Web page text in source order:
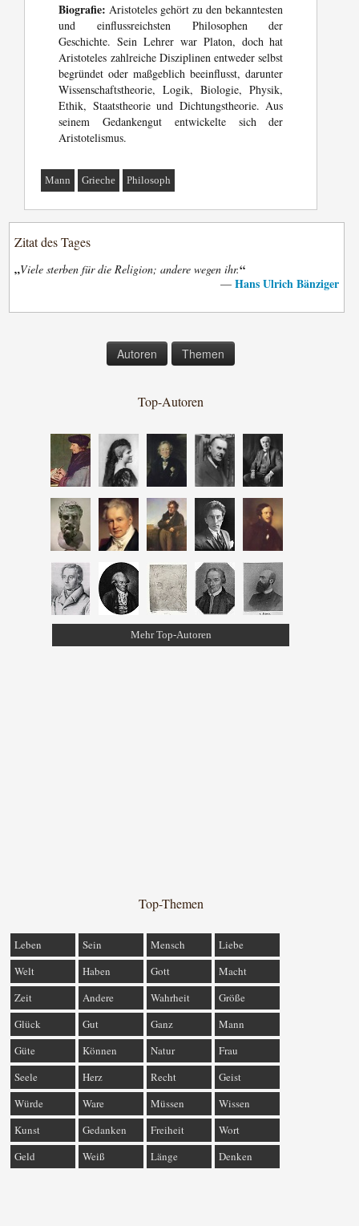
Biografie: Aristoteles gehört zu den bekanntesten
und einflussreichsten Philosophen der
Geschichte. Sein Lehrer war Platon, doch hat
Aristoteles zahlreiche Disziplinen entweder selbst
begründet oder maßgeblich beeinflusst, darunter
Wissenschaftstheorie, Logik, Biologie, Physik,
Ethik, Staatstheorie und Dichtungstheorie. Aus
seinem Gedankengut entwickelte sich der
Aristotelismus.
Mann Grieche Philosoph
Zitat des Tages
„Viele sterben für die Religion; andere wegen ihr.“
— Hans Ulrich Bänziger
Autoren Themen
Top-Autoren
Mehr Top-Autoren
Top-Themen
Leben Sein Mensch
Liebe
Welt
Haben Gott
Macht
Zeit
Andere Wahrheit
Größe
Glück
Gut Ganz
Mann
Güte
Können Natur
Frau
Seele
Herz Recht
Geist
Würde
Ware Müssen
Wissen
Kunst
Gedanken Freiheit
Wort
Geld
Weiß Länge Denken